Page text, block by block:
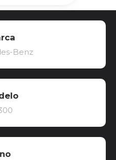
Benz